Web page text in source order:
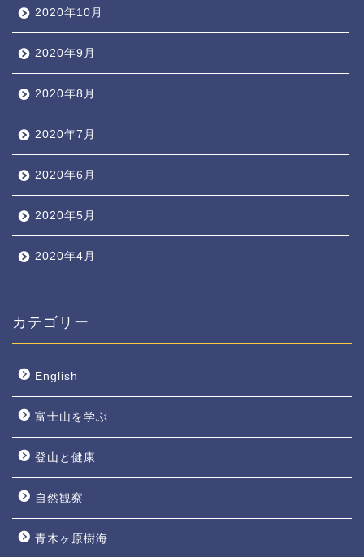
2020年10月
2020年9月
2020年8月
2020年7月
2020年6月
2020年5月
2020年4月
カテゴリー
English
富士山を学ぶ
登山と健康
自然観察
青木ヶ原樹海